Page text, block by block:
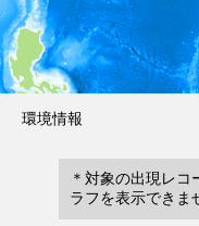
環境情報
＊対象の出現レ
ラフを表示できま